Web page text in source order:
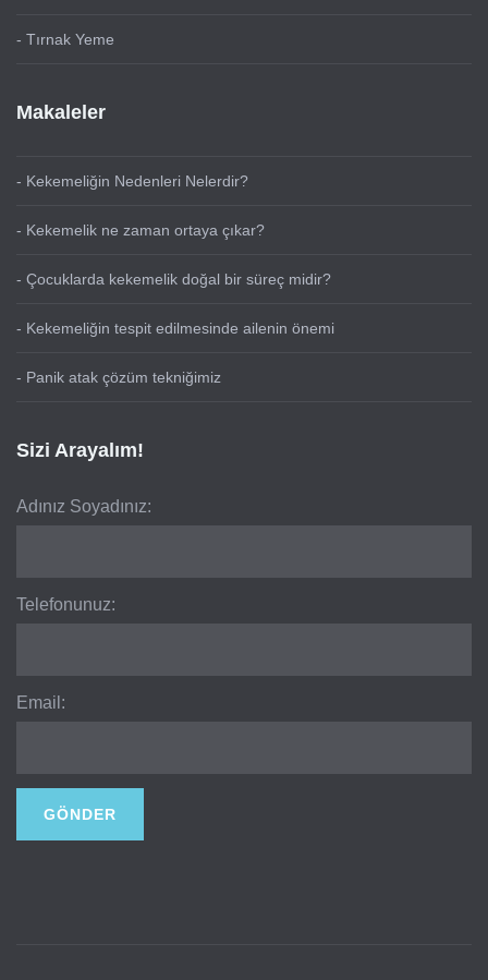
- Tırnak Yeme
Makaleler
- Kekemeliğin Nedenleri Nelerdir?
- Kekemelik ne zaman ortaya çıkar?
- Çocuklarda kekemelik doğal bir süreç midir?
- Kekemeliğin tespit edilmesinde ailenin önemi
- Panik atak çözüm tekniğimiz
Sizi Arayalım!
Adınız Soyadınız:
Telefonunuz:
Email: